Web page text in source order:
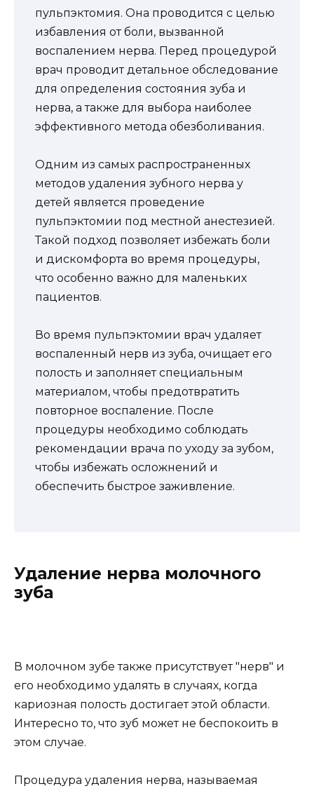
пульпэктомия. Она проводится с целью
избавления от боли, вызванной
воспалением нерва. Перед процедурой
врач проводит детальное обследование
для определения состояния зуба и
нерва, а также для выбора наиболее
эффективного метода обезболивания.
Одним из самых распространенных
методов удаления зубного нерва у
детей является проведение
пульпэктомии под местной анестезией.
Такой подход позволяет избежать боли
и дискомфорта во время процедуры,
что особенно важно для маленьких
пациентов.
Во время пульпэктомии врач удаляет
воспаленный нерв из зуба, очищает его
полость и заполняет специальным
материалом, чтобы предотвратить
повторное воспаление. После
процедуры необходимо соблюдать
рекомендации врача по уходу за зубом,
чтобы избежать осложнений и
обеспечить быстрое заживление.
Удаление нерва молочного
зуба
В молочном зубе также присутствует "нерв" и
его необходимо удалять в случаях, когда
кариозная полость достигает этой области.
Интересно то, что зуб может не беспокоить в
этом случае.
Процедура удаления нерва, называемая